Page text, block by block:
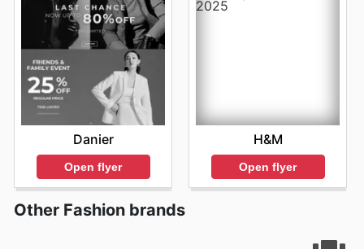
Danier
Open flyer
H&M
Open flyer
Other Fashion brands